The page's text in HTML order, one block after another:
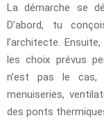
La démarche se
D’abord, tu
l’architecte.
les choix prévus
n’est pas le cas,
menuiseries,
des ponts